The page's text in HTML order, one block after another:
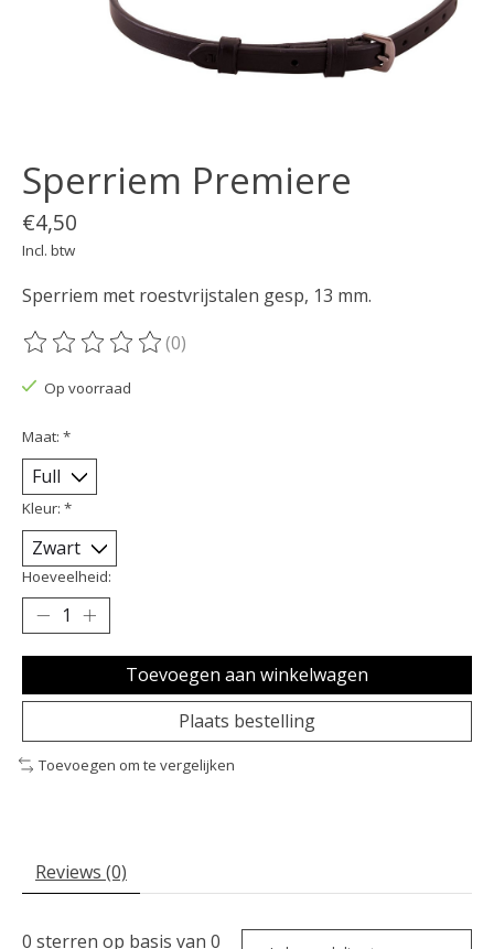
Sperriem Premiere
€4,50
Incl. btw
Sperriem met roestvrijstalen gesp, 13 mm.
De beoordeling van dit product is
(0)
Op voorraad
Maat: *
Kleur: *
Hoeveelheid:
Toevoegen aan winkelwagen
Plaats bestelling
Toevoegen om te vergelijken
Reviews (0)
0 sterren op basis van 0